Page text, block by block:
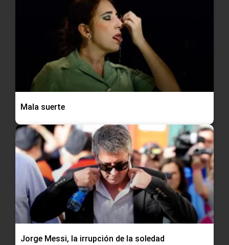
Mala suerte
Jorge Messi, la irrupción de la soledad